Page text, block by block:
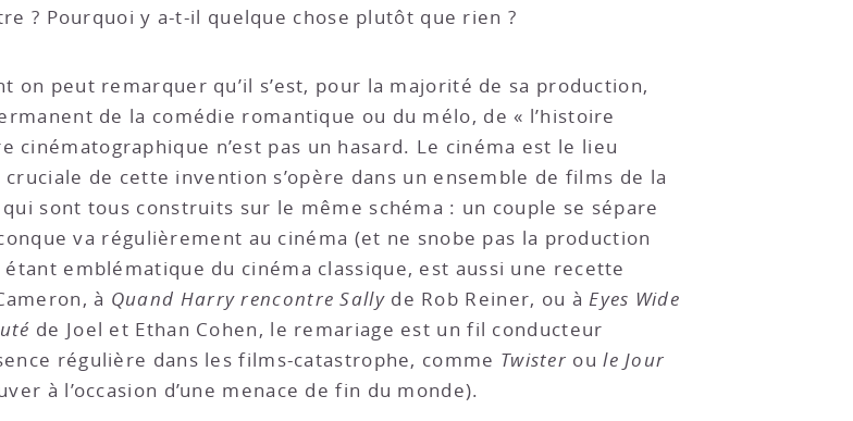
? Pourquoi y a-t-il quelque chose plutôt que rien ?
on peut remarquer qu’il s’est, pour la majorité de sa production,
de la comédie romantique ou du mélo, de « l’histoire
cinématographique n’est pas un hasard. Le cinéma est le lieu
de cette invention s’opère dans un ensemble de films de la
sont tous construits sur le même schéma : un couple se sépare
va régulièrement au cinéma (et ne snobe pas la production
emblématique du cinéma classique, est aussi une recette
à Quand Harry rencontre Sallyde Rob Reiner, ou à Eyes Wide
de Joel et Ethan Cohen, le remariage est un fil conducteur
régulière dans les films-catastrophe, comme Twister oule Jour
à l’occasion d’une menace de fin du monde).